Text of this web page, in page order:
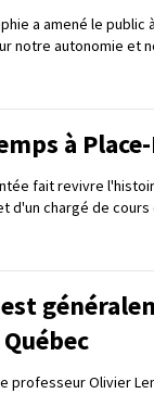
a amené le public
notre autonomie et
à
fait revivre
d'un chargé de
professeur Olivier